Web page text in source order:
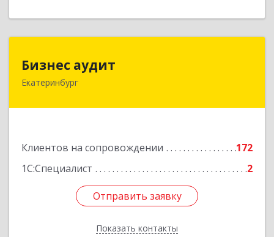
Бизнес аудит
Екатеринбург
Клиентов на сопровождении
172
1С:Специалист
2
Отправить заявку
Показать контакты
620062, Свердловская обл, Екатеринбург г,
Отправить заявку
Назад